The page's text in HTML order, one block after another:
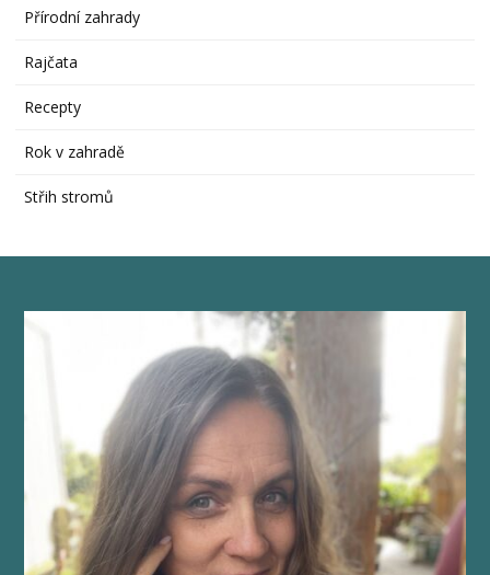
Přírodní zahrady
Rajčata
Recepty
Rok v zahradě
Střih stromů